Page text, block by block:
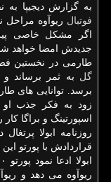
به گزارش دیجیپا به
فوتبال ریوآوه مراحل
اگر مشکل خاصی پیش
جدیدش امضا خواهد
طارمی در نخستین
گل به ثمر برساند
برسد. توانایی های
زود به فکر جذب او
اسپورتینگ و براگا کار
روزنامه ابولا
قراردادش با پورتو این
ابولا ادعا نمود پورتو ۶۰ درصد از مبلغ فروش طارمی را به
ریوآوه می دهد و